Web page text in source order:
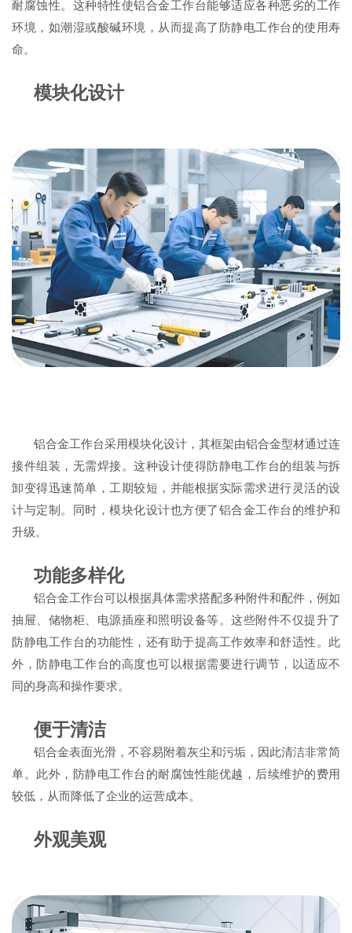
耐腐蚀性。这种特性使铝合金工作台能够适应各种恶劣的工作
环境，如潮湿或酸碱环境，从而提高了防静电工作台的使用寿
命。
模块化设计
铝合金工作台采用模块化设计，其框架由铝合金型材通过连
接件组装，无需焊接。这种设计使得防静电工作台的组装与拆
卸变得迅速简单，工期较短，并能根据实际需求进行灵活的设
计与定制。同时，模块化设计也方便了铝合金工作台的维护和
升级。
功能多样化
铝合金工作台可以根据具体需求搭配多种附件和配件，例如
抽屉、储物柜、电源插座和照明设备等。这些附件不仅提升了
防静电工作台的功能性，还有助于提高工作效率和舒适性。此
外，防静电工作台的高度也可以根据需要进行调节，以适应不
同的身高和操作要求。
便于清洁
铝合金表面光滑，不容易附着灰尘和污垢，因此清洁非常简
单。此外，防静电工作台的耐腐蚀性能优越，后续维护的费用
较低，从而降低了企业的运营成本。
外观美观